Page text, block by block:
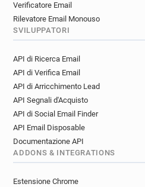
Verificatore Email
Rilevatore Email Monouso
SVILUPPATORI
API di Ricerca Email
API di Verifica Email
API di Arricchimento Lead
API Segnali d'Acquisto
API di Social Email Finder
API Email Disposable
Documentazione API
ADDONS & INTEGRATIONS
Estensione Chrome